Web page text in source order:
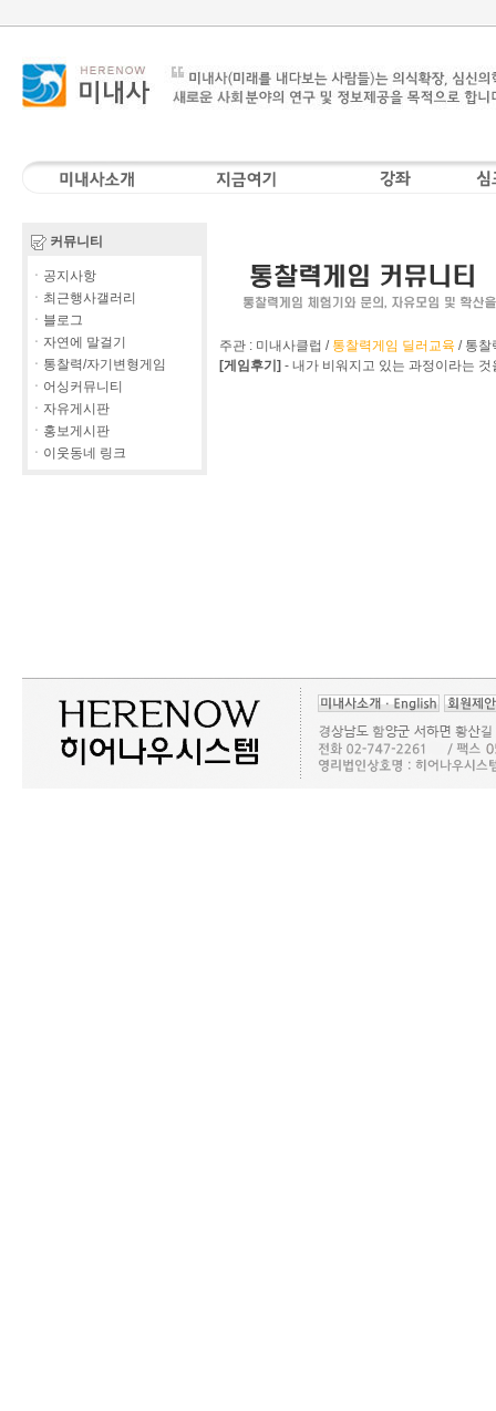
커뮤니티
ㆍ공지사항
ㆍ최근행사갤러리
ㆍ블로그
ㆍ자연에 말걸기
ㆍ통찰력/자기변형게임
ㆍ어싱커뮤니티
ㆍ자유게시판
ㆍ홍보게시판
ㆍ이웃동네 링크
주관 : 미내사클럽 / 통찰력게임 딜러교육 / 통찰
[게임후기] - 내가 비워지고 있는 과정이라는 것